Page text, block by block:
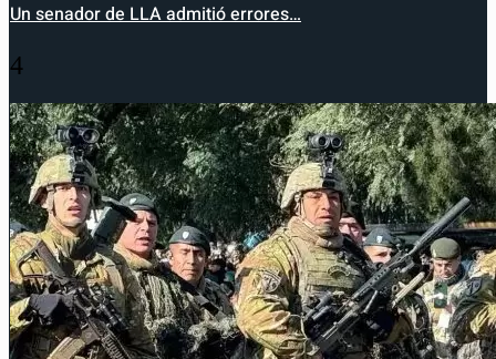
Un senador de LLA admitió errores…
4